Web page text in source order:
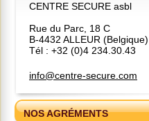
CENTRE SECURE asbl
Rue du Parc, 18 C
B-4432 ALLEUR (Belgique)
Tél : +32 (0)4 234.30.43
info@centre-secure.com
NOS AGRÉMENTS